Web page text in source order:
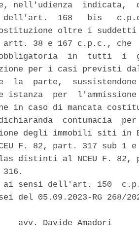
nell'udienza  indicata,
dell'art.  168   bis
oltre i
artt. 38 e 167 c.p.c.,
obbligatoria  in  tutti  i
per i casi previsti
la  parte,
istanza  per
in caso di mancata
contumacia
degli immobili siti in
F. 82, part. 317 sub 1
distinti al NCEU F.
316.
sensi dell'art. 150
del 05.09.2023-RG 268/
avv. Davide Amadori